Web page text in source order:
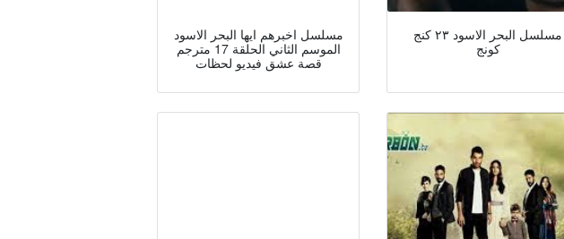
مسلسل اخبرهم ايها البحر الاسود
الموسم الثاني الحلقة 17 مترجم
قصة عشق فيديو لحظات
مسلسل البحر الاسود ٢٣ كنج
كونج